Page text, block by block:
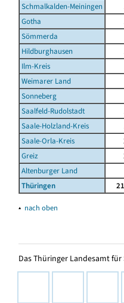
Schmalkalden-Meiningen
Gotha
Sömmerda
Hildburghausen
Ilm-Kreis
Weimarer Land
Sonneberg
Saalfeld-Rudolstadt
Saale-Holzland-Kreis
Saale-Orla-Kreis
Greiz
Altenburger Land
Thüringen
▴ nach oben
Das Thüringer Landesamt